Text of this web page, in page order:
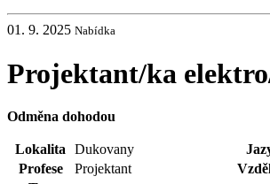
01. 9. 2025 Nabídka
Projektant/ka elektro
Odměna dohodou
Lokalita Dukovany
Profese
Projektant